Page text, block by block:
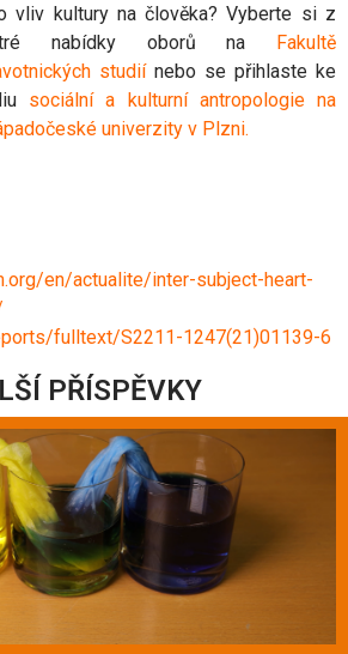
vliv kultury na člověka? Vyberte si z
nabídky oborů na Fakultě
studiínebo se přihlaste ke
sociální a kulturní antropologie na
univerzity v Plzni.
en/actualite/inter-subject-heart-
fulltext/S2211-1247(21)01139-6
PŘÍSPĚVKY